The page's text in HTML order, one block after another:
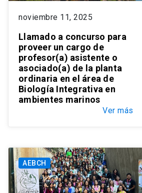
noviembre 11, 2025
Llamado a concurso para
proveer un cargo de
profesor(a) asistente o
asociado(a) de la planta
ordinaria en el área de
Biología Integrativa en
ambientes marinos
Ver más
AEBCH